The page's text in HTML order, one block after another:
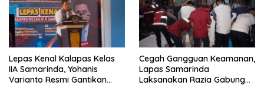
Lepas Kenal Kalapas Kelas
IIA Samarinda, Yohanis
Varianto Resmi Gantikan
Cegah Gangguan Keamanan,
Lapas Samarinda
Laksanakan Razia Gabungan